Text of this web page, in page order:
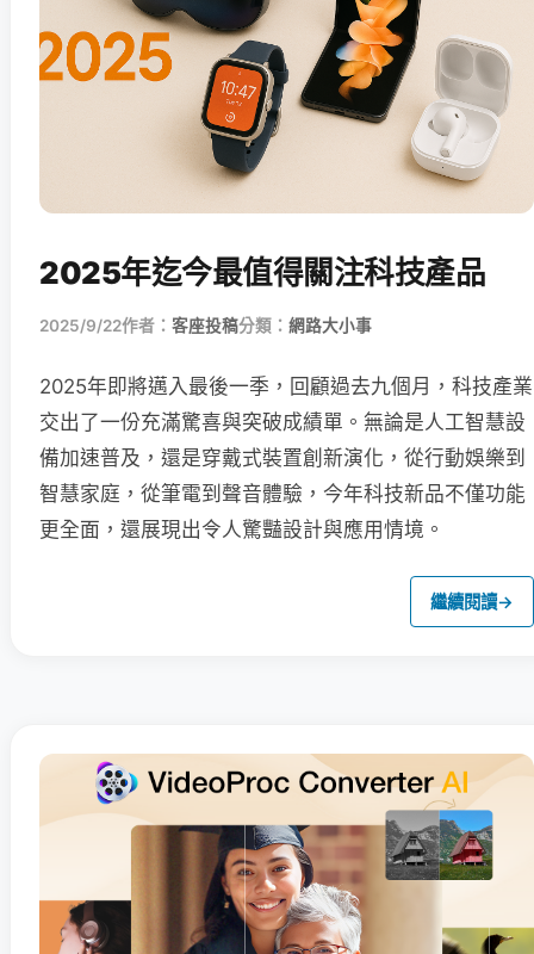
2025年迄今最值得關注科技產品
2025/9/22作者： 客座投稿分類： 網路大小事
2025年即將邁入最後一季，回顧過去九個月，科技產業
交出了一份充滿驚喜與突破成績單。無論是人工智慧設
備加速普及，還是穿戴式裝置創新演化，從行動娛樂到
智慧家庭，從筆電到聲音體驗，今年科技新品不僅功能
更全面，還展現出令人驚豔設計與應用情境。
繼續閱讀→